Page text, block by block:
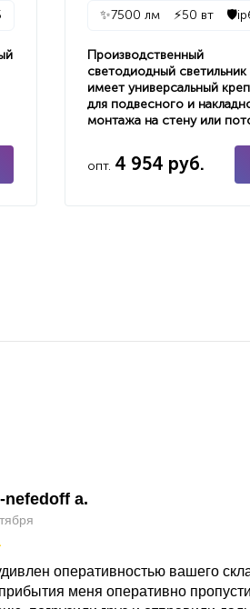
✨7500 лм ⚡50 вт 🛡️
Производственный
светодиодный светильник
имеет универсальный
для подвесного и
монтажа на стену или
опт. 4 954 руб.
nefedoff a.
оперативностью вашего
меня оперативно